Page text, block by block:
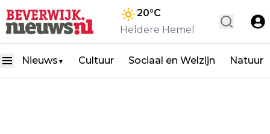
20°C
Heldere Hemel
Nieuws ▼ Cultuur Sociaal en Welzijn Natuur